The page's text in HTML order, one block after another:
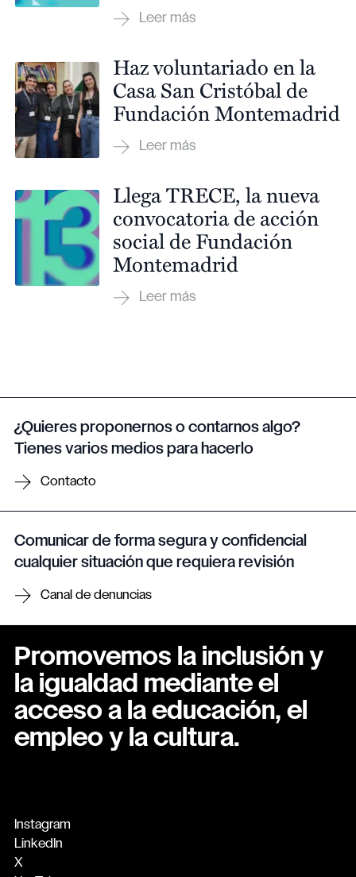
Haz voluntariado en la
Casa San Cristóbal de
Fundación Montemadrid
Llega TRECE, la nueva
convocatoria de acción
social de Fundación
Montemadrid
¿Quieres proponernos o contarnos algo?
Tienes varios medios para hacerlo
Contacto
Comunicar de forma segura y confidencial
cualquier situación que requiera revisión
Canal de denuncias
Promovemos la inclusión y
la igualdad mediante el
acceso a la educación, el
empleo y la cultura.
Instagram
LinkedIn
X